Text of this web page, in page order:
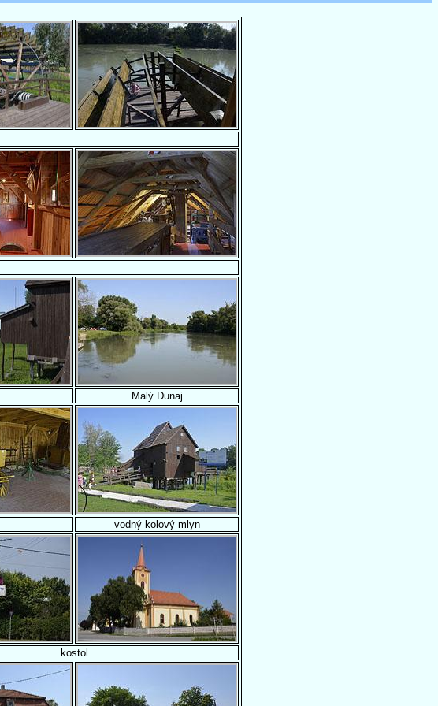
Malý Dunaj
vodný kolový mlyn
kostol